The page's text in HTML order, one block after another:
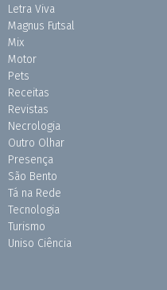
Letra Viva
Magnus Futsal
Mix
Motor
Pets
Receitas
Revistas
Necrologia
Outro Olhar
Presença
São Bento
Tá na Rede
Tecnologia
Turismo
Uniso Ciência